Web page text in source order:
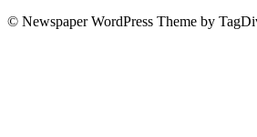
© Newspaper WordPress Theme by